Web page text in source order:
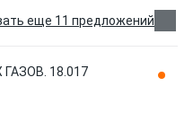
еще 11 предложений
18.017